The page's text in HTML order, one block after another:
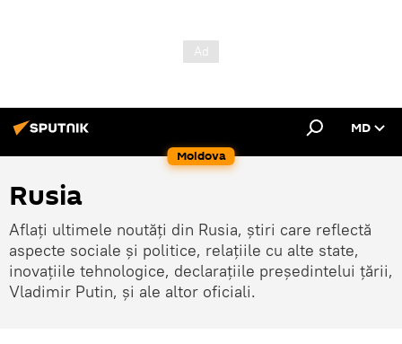
Moldova
MD
Rusia
Aflați ultimele noutăți din Rusia, știri care reflectă
aspecte sociale și politice, relațiile cu alte state,
inovațiile tehnologice, declarațiile președintelui țării,
Vladimir Putin, și ale altor oficiali.